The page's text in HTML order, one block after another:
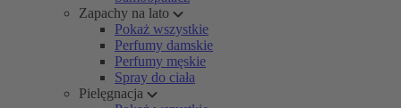
Zapachy na lato
Pokaż wszystkie
Perfumy damskie
Perfumy męskie
Spray do ciała
Pielęgnacja